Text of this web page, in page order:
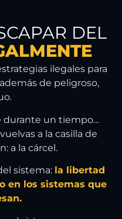
DEL
ilegales para
de peligroso,
durante un tiempo…
a la casilla de
a la cárcel.
sistema: la libertad
en los sistemas que